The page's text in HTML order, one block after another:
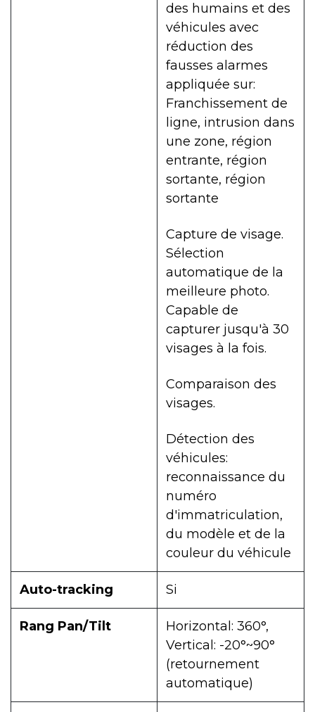
des humains et des
véhicules avec
réduction des
fausses alarmes
appliquée sur:
Franchissement de
ligne, intrusion dans
une zone, région
entrante, région
sortante, région
sortante
Capture de visage.
Sélection
automatique de la
meilleure photo.
Capable de
capturer jusqu'à 30
visages à la fois.
Comparaison des
visages.
Détection des
véhicules:
reconnaissance du
numéro
d'immatriculation,
du modèle et de la
couleur du véhicule
Auto-tracking Si
Rang Pan/Tilt
Horizontal: 360°,
Vertical: -20°~90°
(retournement
automatique)